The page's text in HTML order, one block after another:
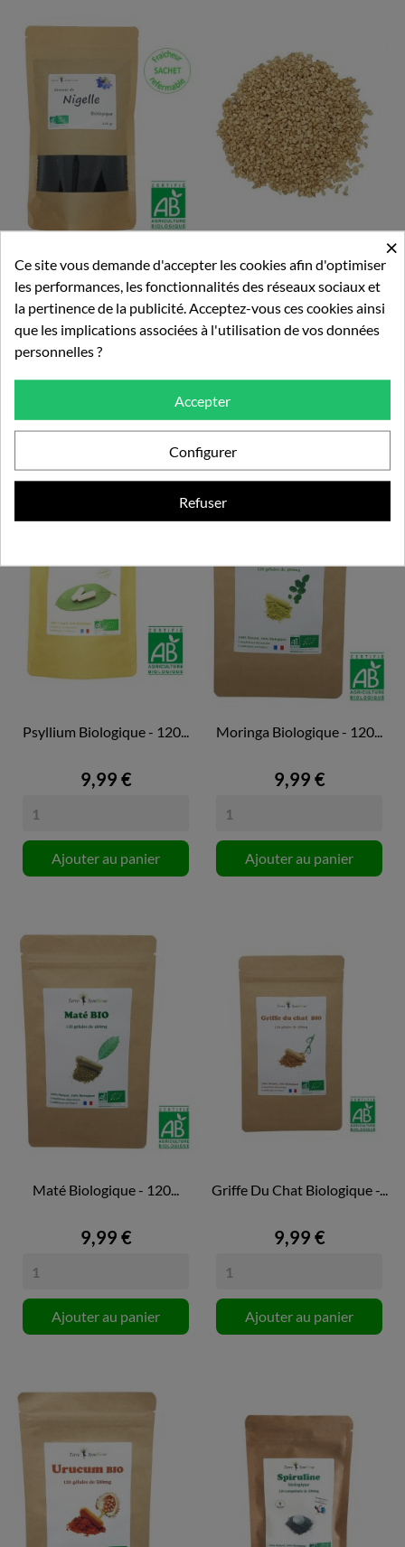
250 Gr - Graine De Nigelle
Bio
9,99 €
250 Gr - Graine De SESAME...
6,50 €
Psyllium Biologique - 120...
9,99 €
Ajouter au panier
Moringa Biologique - 120...
9,99 €
Ajouter au panier
Maté Biologique - 120...
9,99 €
Ajouter au panier
Griffe Du Chat Biologique -...
9,99 €
Ajouter au panier
×
Ce site vous demande d'accepter les cookies afin d'optimiser
les performances, les fonctionnalités des réseaux sociaux et
la pertinence de la publicité. Acceptez-vous ces cookies ainsi
que les implications associées à l'utilisation de vos données
personnelles ?
Accepter
Configurer
Refuser